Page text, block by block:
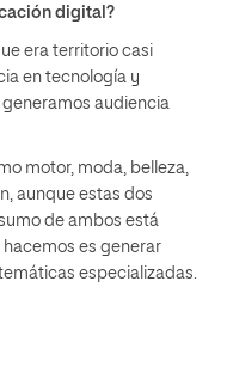
digital?
era territorio casi
en tecnología y
audiencia
motor, moda, belleza,
aunque estas dos
de ambos está
es generar
especializadas.